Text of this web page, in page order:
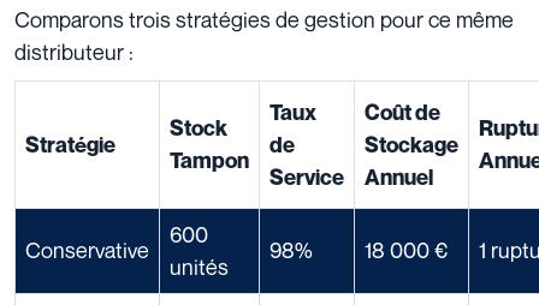
Comparons trois stratégies de gestion pour ce même
distributeur :
Stratégie
Stock
Tampon
Taux
de
Service
Coût de
Stockage
Annuel
Conservative
600
unités
98% 18 000 € 1